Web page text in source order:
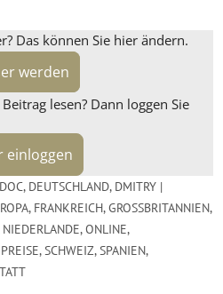
Das können Sie hier ändern.
werden
lesen? Dann loggen Sie
einloggen
, DEUTSCHLAND, DMITRY |
, FRANKREICH,GROSSBRITANNIEN ,
NIEDERLANDE,ONLINE,
PREISE,SCHWEIZ,SPANIEN,